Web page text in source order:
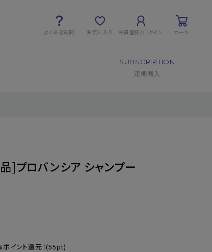
よくある質問 お気に入り 会員登録/ログイン カート
SUBSCRIPTION
定期購入
]プロバンシア シャンプー
イント還元！(55pt)